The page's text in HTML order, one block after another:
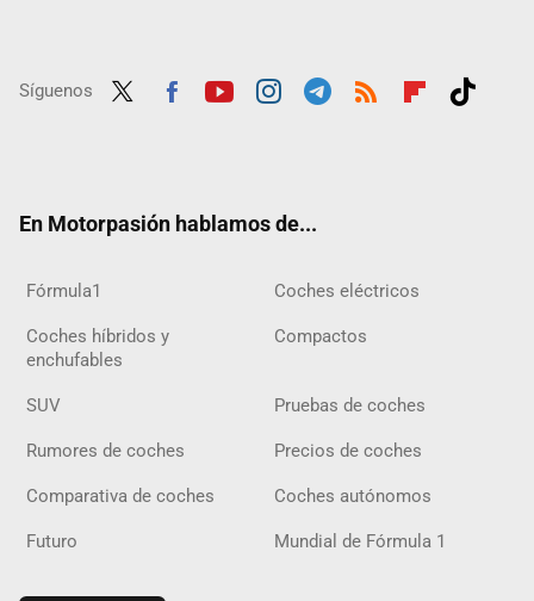
Síguenos
En Motorpasión hablamos de...
Fórmula1 Coches eléctricos
Coches híbridos y
enchufables
Compactos
SUV Pruebas de coches
Rumores de coches Precios de coches
Comparativa de coches Coches autónomos
Futuro Mundial de Fórmula 1